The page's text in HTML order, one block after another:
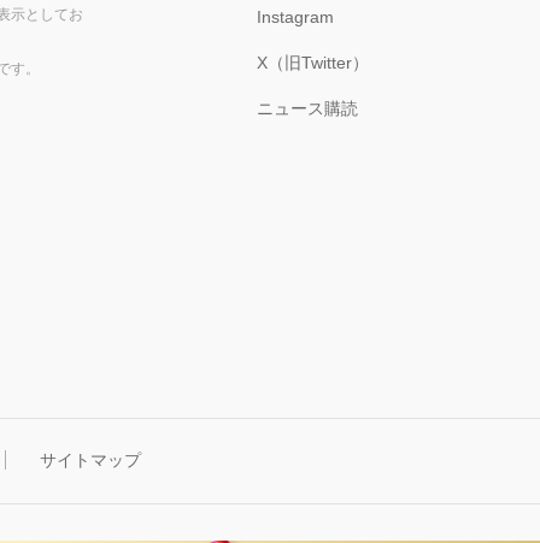
示としてお
す。
Instagram
X（旧Twitter）
ニュース購読
サイトマップ